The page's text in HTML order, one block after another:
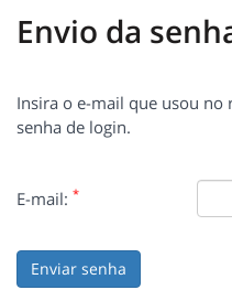
Envio da
Insira o e-mail que usou no
senha de login.
E-mail: *
Enviar senha